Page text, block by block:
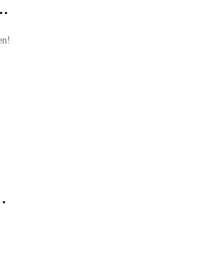
Benz, Opel
Skoda, VW